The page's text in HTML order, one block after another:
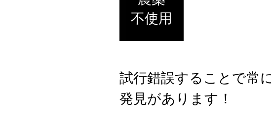
不使用
試行錯誤することで常
発見があります！